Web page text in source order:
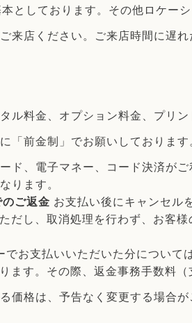
しております。その他ロケーシ
店ください。ご来店時間に遅
料金、オプション料金、プリン
前金制」でお願いしております
、電子マネー、コード決済が
ります。
ご返金 お支払い後にキャンセル
だし、取消処理を行わず、お客
でお支払いいただいた分について
ます。その際、返金事務手数料（
格は、予告なく変更する場合が